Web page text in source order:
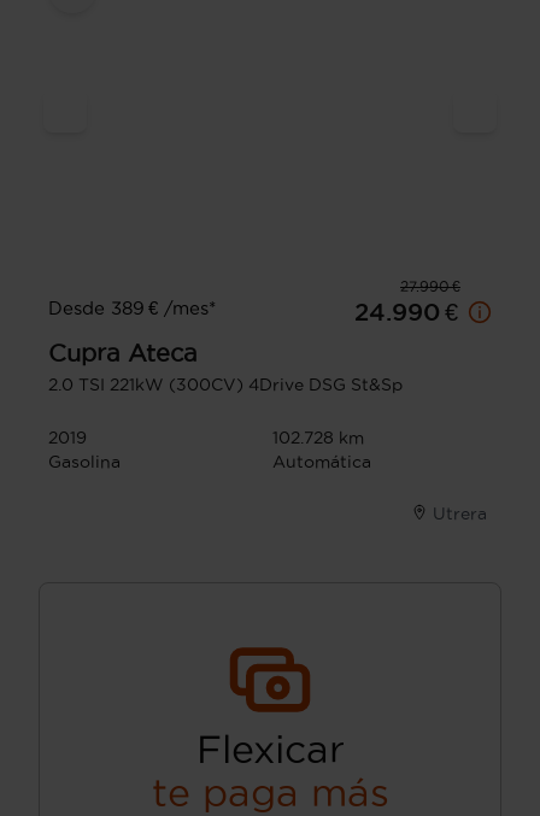
27.990 €
Desde 389 € /mes*
24.990 €
Cupra Ateca
2.0 TSI 221kW (300CV) 4Drive DSG St&Sp
2019
102.728 km
Gasolina
Automática
Utrera
Flexicar
te paga más